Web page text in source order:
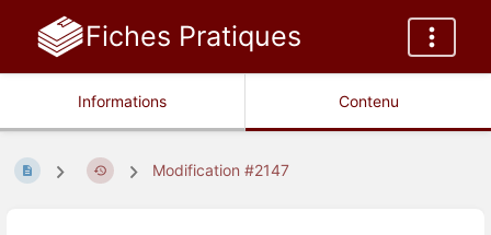
Fiches Pratiques
Informations Contenu
Modification #2147